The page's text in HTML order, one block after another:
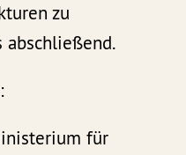
zu
abschließend.
für